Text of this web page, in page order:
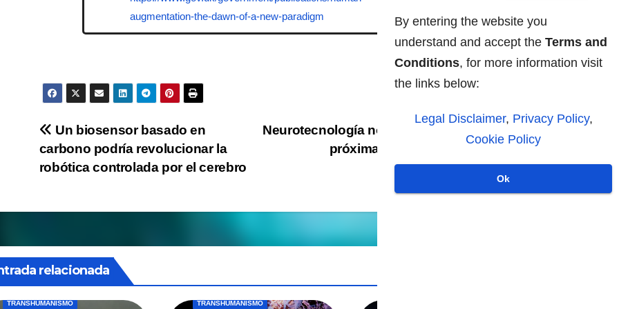
By entering the website you
understand and accept the Terms and
Conditions, for more information visit
the links below:
Legal Disclaimer, Privacy Policy,
Cookie Policy
Ok
augmentation-the-dawn-of-a-new-paradigm
Navegación
de
Neurotecnología no quirúrgica de
próxima generación
Un biosensor basado en
carbono podría revolucionar la
robótica controlada por el cerebro
relacionada
TRANSHUMANISMO TRANSHUMANISMO